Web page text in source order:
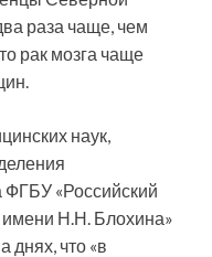
раза чаще, чем
рак мозга чаще
наук,
ФГБУ «Российский
имени Н.Н. Блохина»
днях, что «в